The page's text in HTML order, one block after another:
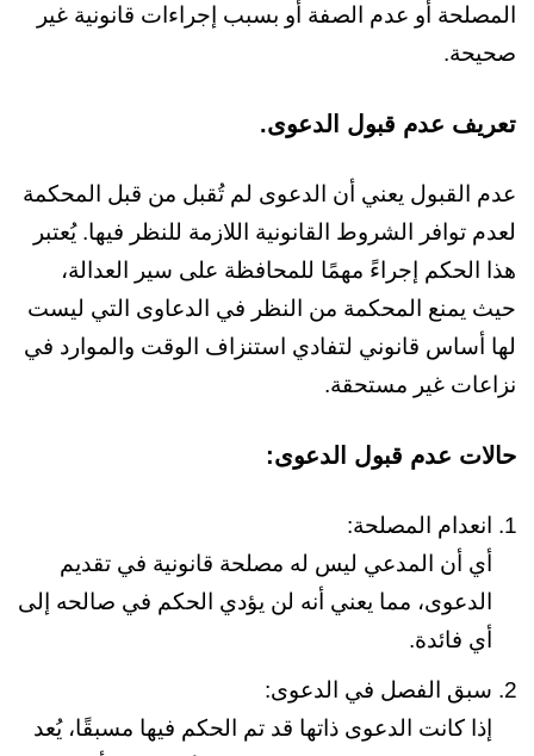
المصلحة أو عدم الصفة أو بسبب إجراءات قانونية غير
صحيحة.
تعريف عدم قبول الدعوى.
عدم القبول يعني أن الدعوى لم تُقبل من قبل المحكمة
لعدم توافر الشروط القانونية اللازمة للنظر فيها. يُعتبر
هذا الحكم إجراءً مهمًا للمحافظة على سير العدالة،
حيث يمنع المحكمة من النظر في الدعاوى التي ليست
لها أساس قانوني لتفادي استنزاف الوقت والموارد في
نزاعات غير مستحقة.
حالات عدم قبول الدعوى:
انعدام المصلحة:
أي أن المدعي ليس له مصلحة قانونية في تقديم
الدعوى، مما يعني أنه لن يؤدي الحكم في صالحه إلى
أي فائدة.
سبق الفصل في الدعوى:
إذا كانت الدعوى ذاتها قد تم الحكم فيها مسبقًا، يُعد